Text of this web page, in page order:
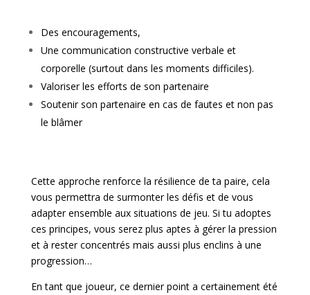
Des encouragements,
Une communication constructive verbale et
corporelle (surtout dans les moments difficiles).
Valoriser les efforts de son partenaire
Soutenir son partenaire en cas de fautes et non pas
le blâmer
Cette approche renforce la résilience de ta paire, cela
vous permettra de surmonter les défis et de vous
adapter ensemble aux situations de jeu. Si tu adoptes
ces principes, vous serez plus aptes à gérer la pression
et à rester concentrés mais aussi plus enclins à une
progression…
En tant que joueur, ce dernier point a certainement été